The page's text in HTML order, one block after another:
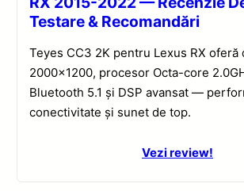
Testare & Recomandări
Teyes CC3 2K pentru Lexus RX oferă
2000×1200, procesor Octa-core
Bluetooth 5.1 și DSP avansat —
conectivitate și sunet de top.
Vezi review!